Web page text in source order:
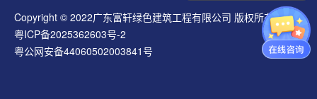
Copyright © 2022广东富轩绿色建筑工程有限公司 版权所有
粤ICP备2025362603号-2
粤公网安备44060502003841号